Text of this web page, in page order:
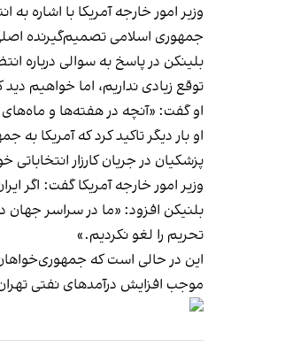
وزیر امور خارجه آمریکا با
جمهوری اسلامی تصمیم‌گیرنده
بلینکن در پاسخ به سوالی درباره
توقع زیادی نداریم، اما خواهیم
او گفت: «آنچه در هفته‌ها و
او بار دیگر تاکید کرد که آمریکا
پزشکیان در جریان کارزار
وزیر امور خارجه آمریکا گفت: اگر
بلنیکن افزود: «ما در سراسر جهان
تحریم را لغو نکردیم.»
این در حالی است که
موجب افزایش درآمدهای نفتی